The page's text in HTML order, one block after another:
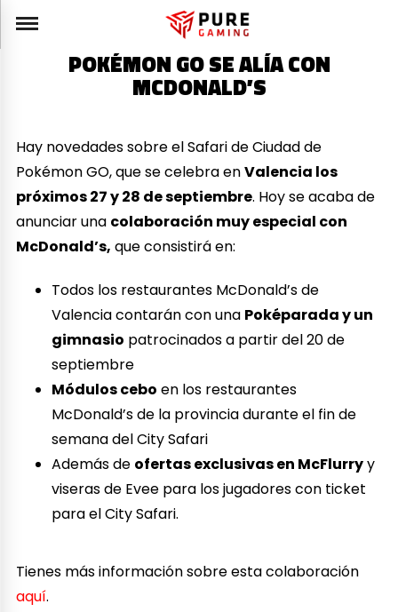
POKÉMON GO SE ALÍA CON
MCDONALD’S
Hay novedades sobre el Safari de Ciudad de
Pokémon GO, que se celebra enValencia los
próximos 27 y 28 de septiembre. Hoy se acaba de
anunciar una colaboración muy especial con
McDonald’s, que consistirá en:
Todos los restaurantes McDonald’s de
Valencia contarán con una Poképarada y un
gimnasio patrocinados a partir del 20 de
septiembre
Módulos cebo en los restaurantes
McDonald’s de la provincia durante el fin de
semana del City Safari
Además de ofertas exclusivas en McFlurryy
viseras de Evee para los jugadores con ticket
para el City Safari.
Tienes más información sobre esta colaboración
aquí.